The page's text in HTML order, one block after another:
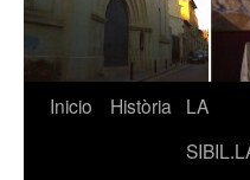
Inicio Història
LA